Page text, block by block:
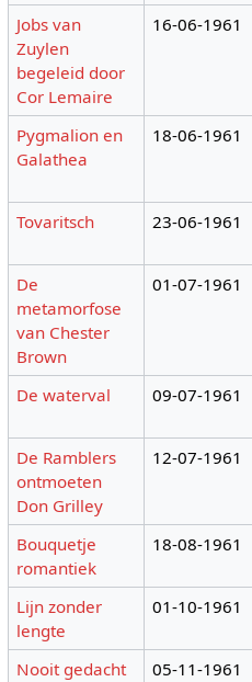
Jobs van
Zuylen
begeleid door
Cor Lemaire
16-06-1961
Pygmalion en
Galathea
18-06-1961
Tovaritsch 23-06-1961
De
metamorfose
van Chester
Brown
01-07-1961
De waterval 09-07-1961
De Ramblers
ontmoeten
Don Grilley
12-07-1961
Bouquetje
romantiek
18-08-1961
Lijn zonder
lengte
01-10-1961
Nooit gedacht 05-11-1961